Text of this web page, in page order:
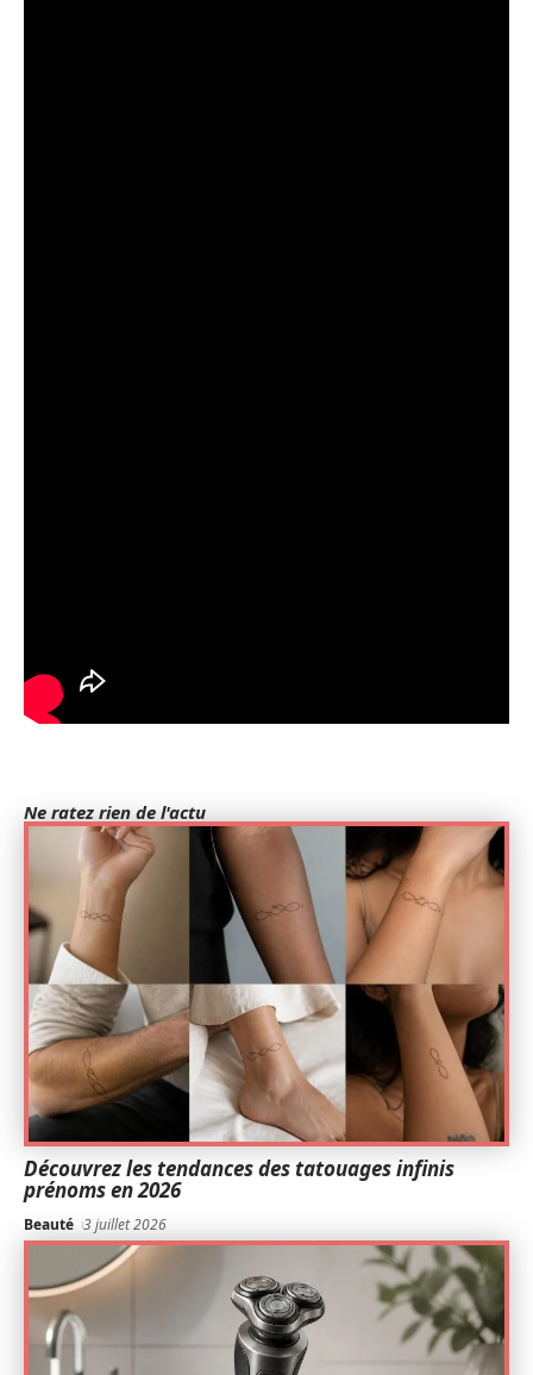
Ne ratez rien de l'actu
Découvrez les tendances des tatouages infinis
prénoms en 2026
Beauté 3 juillet 2026